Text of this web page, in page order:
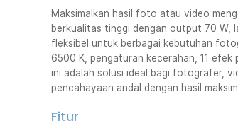
Toko Tangerang
Toko Cikupa
Pick n Go Jakarta
Pick n Go Bekasi
Pick n Go Depok
Maksimalkan hasil foto atau video
berkualitas tinggi dengan output 70 W,
fleksibel untuk berbagai kebutuhan
6500 K, pengaturan kecerahan, 11 efek
ini adalah solusi ideal bagi fotografer,
pencahayaan andal dengan hasil
Fitur